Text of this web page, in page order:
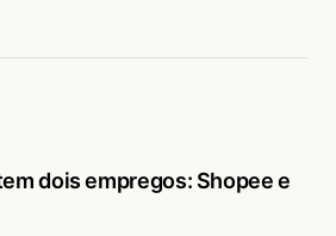
dois empregos: Shopee e